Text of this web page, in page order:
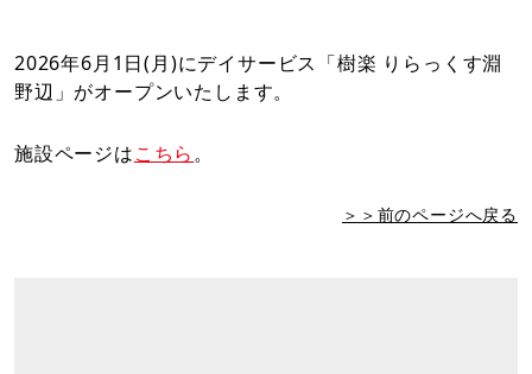
2026年6月1日(月)にデイサービス「樹楽 りらっくす淵
野辺」がオープンいたします。
施設ページはこちら。
＞＞前のページへ戻る